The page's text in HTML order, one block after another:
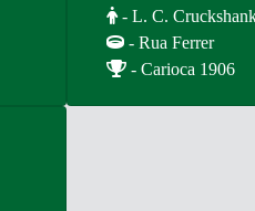
- L. C.
- Rua Ferrer
- Carioca 1906